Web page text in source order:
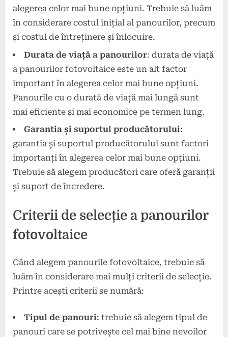
alegerea celor mai bune opțiuni. Trebuie să luăm
în considerare costul inițial al panourilor, precum
și costul de întreținere și înlocuire.
Durata de viață a panourilor: durata de viață
a panourilor fotovoltaice este un alt factor
important în alegerea celor mai bune opțiuni.
Panourile cu o durată de viață mai lungă sunt
mai eficiente și mai economice pe termen lung.
Garantia și suportul producătorului:
garantia și suportul producătorului sunt factori
importanți în alegerea celor mai bune opțiuni.
Trebuie să alegem producători care oferă garanții
și suport de încredere.
Criterii de selecție a panourilor
fotovoltaice
Când alegem panourile fotovoltaice, trebuie să
luăm în considerare mai mulți criterii de selecție.
Printre acești criterii se numără:
Tipul de panouri: trebuie să alegem tipul de
panouri care se potrivește cel mai bine nevoilor